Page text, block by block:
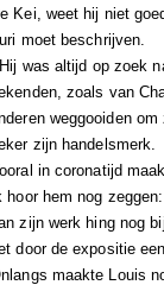
Kei, weet hij niet
moet beschrijven.
was altijd op zoek
zoals van
weggooiden
zijn handelsmerk.
in coronatijd
hoor hem nog
zijn werk hing nog
door de expositie
maakte Louis